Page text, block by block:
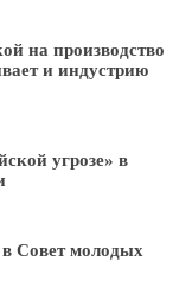
на производство
и индустрию
угрозе» в
Совет молодых